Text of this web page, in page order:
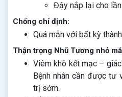
Đậy nắp lại cho
Chống chỉ định:
Quá mẫn với bất kỳ
Thận trọng Nhũ Tương nhỏ
Viêm khô kết mạc –
Bệnh nhân cần được tư
trị sớm.